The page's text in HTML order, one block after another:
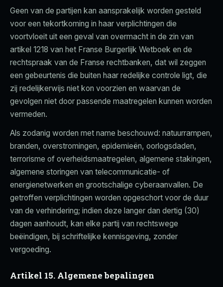
Geen van de partijen kan aansprakelijk worden gesteld
voor een tekortkoming in haar verplichtingen die
voortvloeit uit een geval van overmacht in de zin van
artikel 1218 van het Franse Burgerlijk Wetboek en de
rechtspraak van de Franse rechtbanken, dat wil zeggen
een gebeurtenis die buiten haar redelijke controle ligt, die
zij redelijkerwijs niet kon voorzien en waarvan de
gevolgen niet door passende maatregelen kunnen worden
vermeden.
Als zodanig worden met name beschouwd: natuurrampen,
branden, overstromingen, epidemieën, oorlogsdaden,
terrorisme of overheidsmaatregelen, algemene stakingen,
algemene storingen van telecommunicatie- of
energienetwerken en grootschalige cyberaanvallen. De
getroffen verplichtingen worden opgeschort voor de duur
van de verhindering; indien deze langer dan dertig (30)
dagen aanhoudt, kan elke partij van rechtswege
beëindigen, bij schriftelijke kennisgeving, zonder
vergoeding.
Artikel 15. Algemene bepalingen